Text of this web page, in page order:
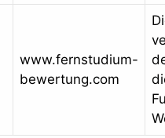
www.fernstudium-
bewertung.com